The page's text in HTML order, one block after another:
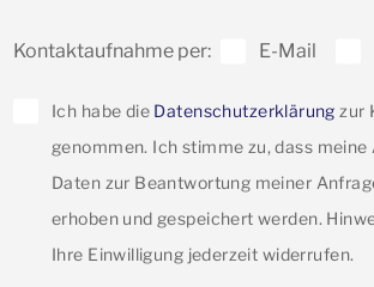
Kontaktaufnahme per: E-Mail
Ich habe die Datenschutzerklärung zur
genommen. Ich stimme zu, dass meine
Daten zur Beantwortung meiner
erhoben und gespeichert werden.
Ihre Einwilligung jederzeit widerrufen.